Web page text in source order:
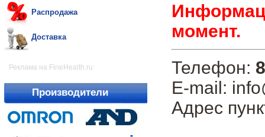
Распродажа
Доставка
Реклама на FineHealth.ru:
Производители
момент.
Телефон:
E-mail:
Адрес